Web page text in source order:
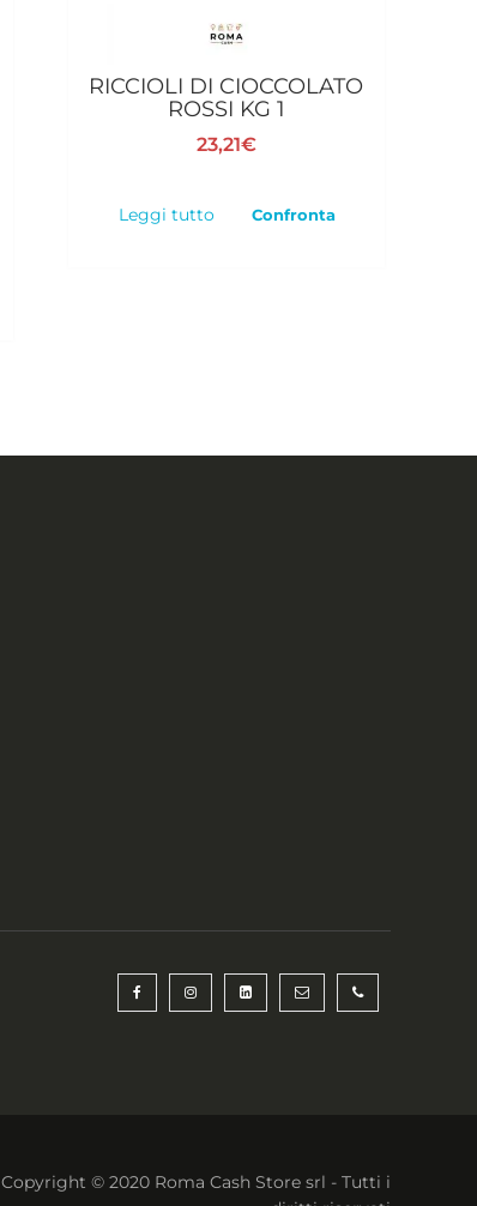
RICCIOLI DI CIOCCOLATO
ROSSI KG 1
23,21€
Leggi tutto Confronta
Copyright © 2020 Roma Cash Store srl - Tutti i